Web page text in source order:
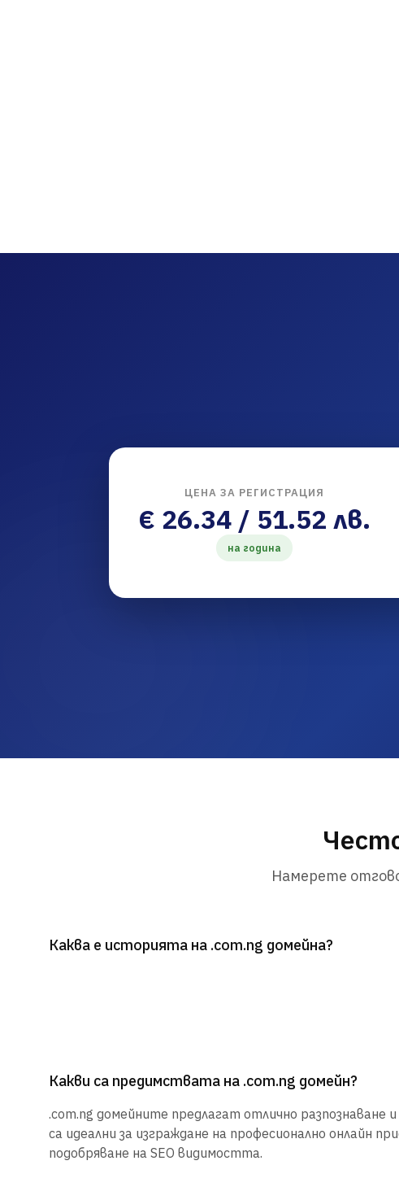
ЦЕНА ЗА РЕГИСТРАЦИЯ
€ 26.34 / 51.52 лв.
на година
Намерете
Каква е историята на .com.ng домейна?
Какви са предимствата на .com.ng домейн?
.com.ng домейните предлагат отлично разпознаване и
са идеални за изграждане на професионално онлайн
подобряване на SEO видимостта.